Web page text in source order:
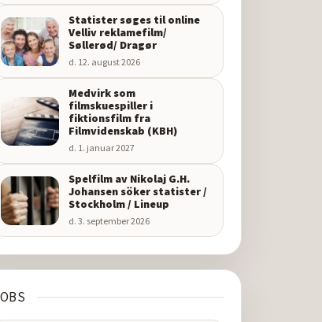
Statister søges til online
Velliv reklamefilm/
Søllerød/ Dragør
d. 12. august 2026
Medvirk som
filmskuespiller i
fiktionsfilm fra
Filmvidenskab (KBH)
d. 1. januar 2027
Spelfilm av Nikolaj G.H.
Johansen söker statister /
Stockholm / Lineup
d. 3. september 2026